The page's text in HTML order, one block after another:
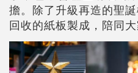
擔。除了升級再造的聖
回收的紙板製成，陪同大